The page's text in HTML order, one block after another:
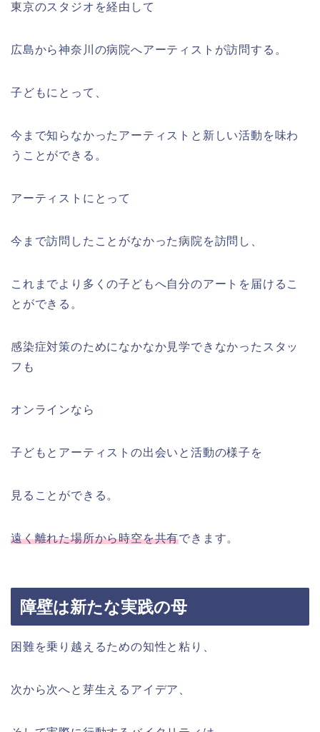
東京のスタジオを経由して
広島から神奈川の病院へアーティストが訪問する。
子どもにとって、
今まで知らなかったアーティストと新しい活動を味わ
うことができる。
アーティストにとって
今まで訪問したことがなかった病院を訪問し、
これまでより多くの子どもへ自分のアートを届けるこ
とができる。
感染症対策のためになかなか見学できなかったスタッ
フも
オンラインなら
子どもとアーティストの出会いと活動の様子を
見ることができる。
遠く離れた場所から時空を共有できます。
障壁は新たな実践の母
困難を乗り越えるための知性と粘り、
次から次へと芽生えるアイデア、